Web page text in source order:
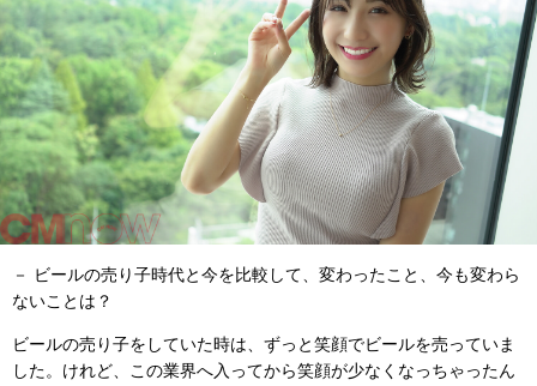
－ ビールの売り子時代と今を比較して、変わったこと、今も変わら
ないことは？
ビールの売り子をしていた時は、ずっと笑顔でビールを売っていま
した。けれど、この業界へ入ってから笑顔が少なくなっちゃったん